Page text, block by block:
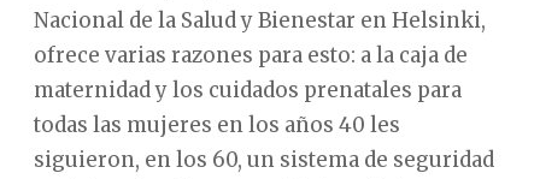
Nacional de la Salud y Bienestar en Helsinki,
ofrece varias razones para esto: a la caja de
maternidad y los cuidados prenatales para
todas las mujeres en los años 40 les
siguieron, en los 60, un sistema de seguridad